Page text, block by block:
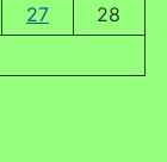
27
28